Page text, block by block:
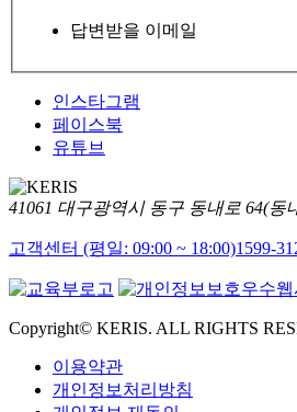
답변받을 이메일
인스타그램
페이스북
유튜브
41061 대구광역시 동구 동내로 64(동
고객센터 (평일: 09:00 ~ 18:00)1599-
Copyright© KERIS. ALL RIGHTS
이용약관
개인정보처리방침